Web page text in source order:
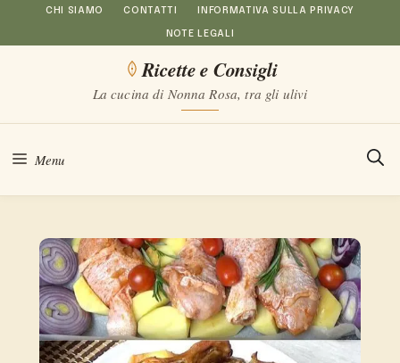
al
CHI SIAMO CONTATTI INFORMATIVA SULLA PRIVACY
NOTE LEGALI
Ricette e Consigli
La cucina di Nonna Rosa, tra gli ulivi
Menu